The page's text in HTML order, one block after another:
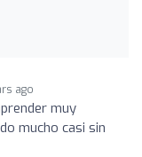
ago
muy
mucho casi sin